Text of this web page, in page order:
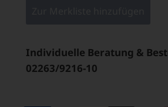
Individuelle Beratung &
02263/9216-10